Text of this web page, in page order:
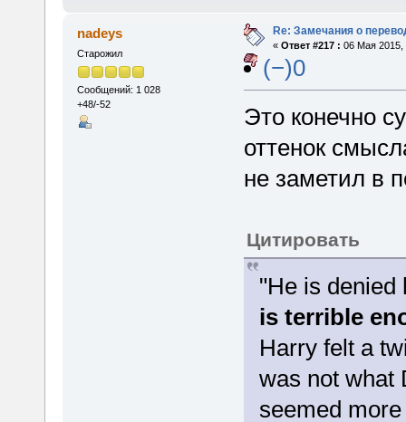
nadeys
Старожил
Сообщений: 1 028
+48/-52
Re: Замечания о
« Ответ #217 : 06 Мая 2015,
(−)0
Это конечно
оттенок
не заметил в
Цитировать
"He is
is terrible
Harry felt a
was not what
seemed